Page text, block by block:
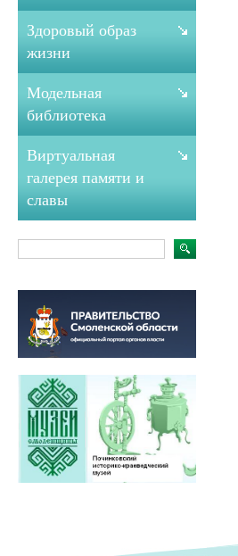
Здоровый образ
жизни
Модельная
библиотека
Виртуальная
галерея памяти и
славы